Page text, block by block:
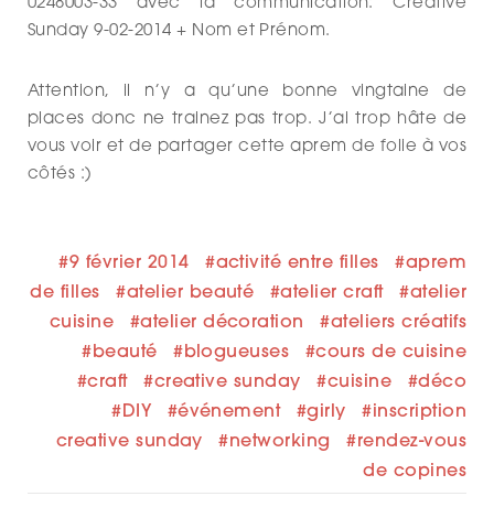
0248003-33 avec la communication: Creative
Sunday 9-02-2014 + Nom et Prénom.
Attention, il n’y a qu’une bonne vingtaine de
places donc ne trainez pas trop. J’ai trop hâte de
vous voir et de partager cette aprem de folie à vos
côtés :)
9 février 2014 activité entre filles
aprem
de filles
atelier beauté atelier craft
atelier
cuisine
atelier décoration
ateliers créatifs
beauté
blogueuses
cours de cuisine
craft
creative sunday cuisine
déco
DIY
événement girly
inscription
creative sunday
networking
rendez-vous
de copines